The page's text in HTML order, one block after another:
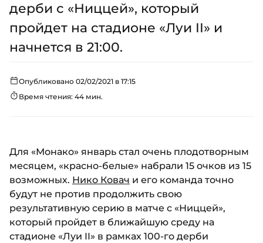
дерби с «Ниццей», который
пройдет на стадионе «Луи II» и
начнется в 21:00.
Опубликовано 02/02/2021 в 17:15
Время чтения: 44 мин.
Для «Монако» январь стал очень плодотворным
месяцем, «красно-белые» набрали 15 очков из 15
возможных. Нико Ковач и его команда точно
будут не против продолжить свою
результативную серию в матче с «Ниццей»,
который пройдет в ближайшую среду на
стадионе «Луи II» в рамках 100-го дерби